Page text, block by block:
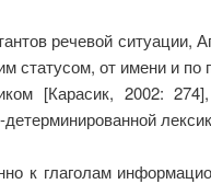
речевой ситуации,
статусом, от имени и
[Карасик, 2002:
детерминированной
к глаголам